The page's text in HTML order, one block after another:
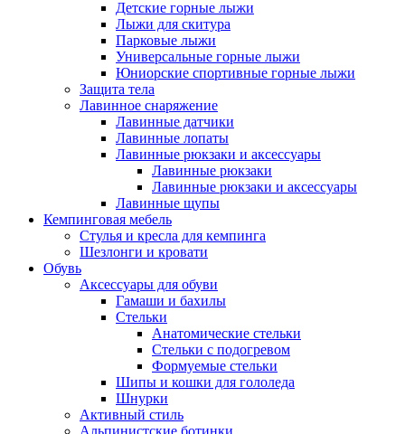
Детские горные лыжи
Лыжи для скитура
Парковые лыжи
Универсальные горные лыжи
Юниорские спортивные горные лыжи
Защита тела
Лавинное снаряжение
Лавинные датчики
Лавинные лопаты
Лавинные рюкзаки и аксессуары
Лавинные рюкзаки
Лавинные рюкзаки и аксессуары
Лавинные щупы
Кемпинговая мебель
Стулья и кресла для кемпинга
Шезлонги и кровати
Обувь
Аксессуары для обуви
Гамаши и бахилы
Стельки
Анатомические стельки
Стельки с подогревом
Формуемые стельки
Шипы и кошки для гололеда
Шнурки
Активный стиль
Альпинистские ботинки